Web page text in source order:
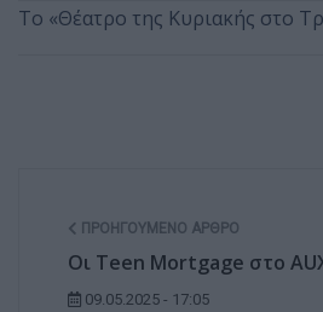
Το «Θέατρο της Κυριακής στο
ΠΡΟΗΓΟΎΜΕΝΟ ΆΡΘΡΟ
Οι Teen Mortgage στο
09.05.2025 - 17:05